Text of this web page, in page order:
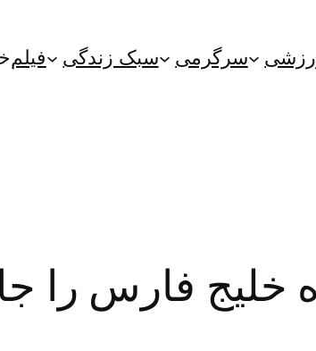
سرگرمی سبک زندگی فیلم
خلیج فارس را